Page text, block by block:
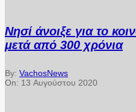
Νησί άνοιξε για το
μετά από 300 χρόνια
By: VachosNews
On: 13 Αυγούστου 2020